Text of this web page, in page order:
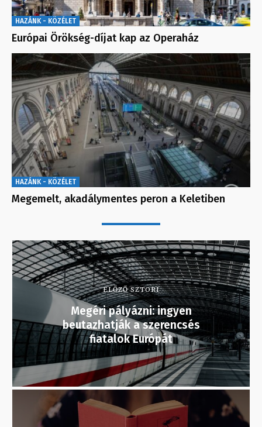
HAZÁNK - KÖZÉLET
Európai Örökség-díjat kap az Operaház
HAZÁNK - KÖZÉLET
Megemelt, akadálymentes peron a Keletiben
ELŐZŐ SZTORI
Megéri pályázni: ingyen
beutazhatják a szerencsés
fiatalok Európát